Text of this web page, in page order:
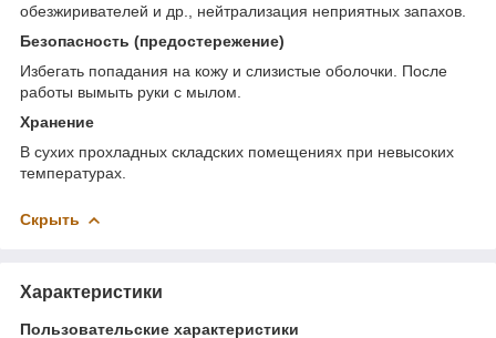
обезжиривателей и др., нейтрализация неприятных запахов.
Безопасность (предостережение)
Избегать попадания на кожу и слизистые оболочки. После
работы вымыть руки с мылом.
Хранение
В сухих прохладных складских помещениях при невысоких
температурах.
Скрыть
Характеристики
Пользовательские характеристики